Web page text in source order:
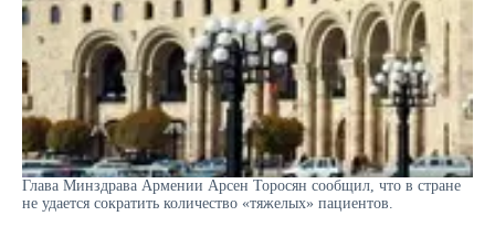
Глава Минздрава Армении Арсен Торосян сообщил, что в стране
не удается сократить количество «тяжелых» пациентов.